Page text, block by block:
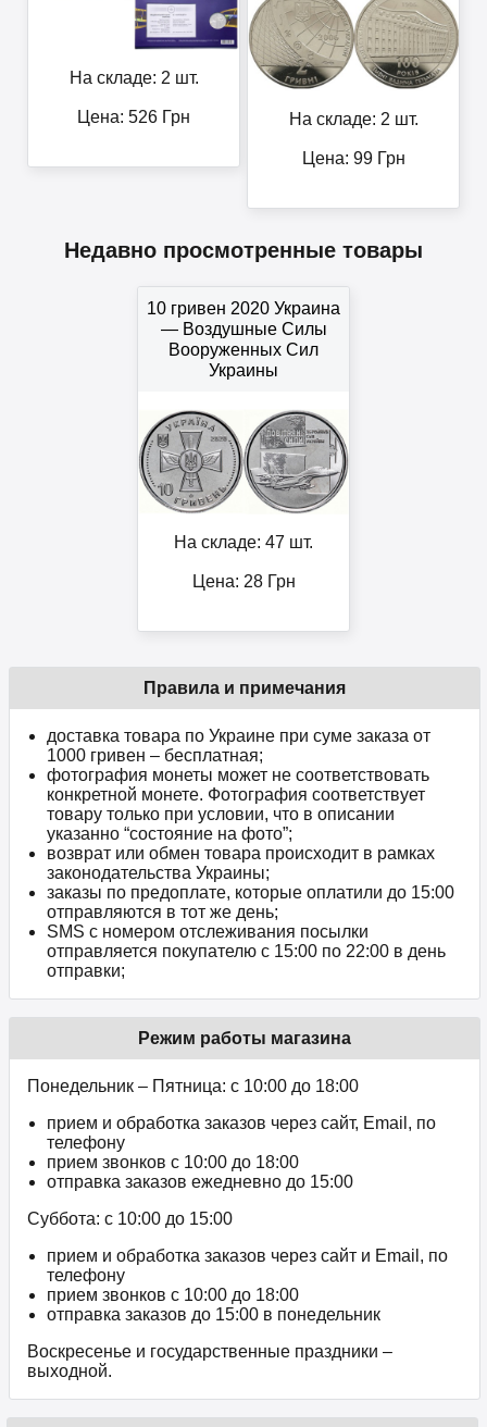
На складе: 2 шт.
Цена: 526 Грн На складе: 2 шт.
Цена: 99Грн
Недавно просмотренные товары
10 гривен 2020 Украина
— Воздушные Силы
Вооруженных Сил
Украины
На складе: 47 шт.
Цена: 28Грн
Правила и примечания
доставка товара по Украине при суме заказа от
1000 гривен – бесплатная;
фотография монеты может не соответствовать
конкретной монете. Фотография соответствует
товару только при условии, что в описании
указанно “состояние на фото”;
возврат или обмен товара происходит в рамках
законодательства Украины;
заказы по предоплате, которые оплатили до 15:00
отправляются в тот же день;
SMS с номером отслеживания посылки
отправляется покупателю с 15:00 по 22:00 в день
отправки;
Режим работы магазина
Понедельник – Пятница: с 10:00 до 18:00
прием и обработка заказов через сайт, Email, по
телефону
прием звонков c 10:00 до 18:00
отправка заказов ежедневно до 15:00
Суббота: с 10:00 до 15:00
прием и обработка заказов через сайт и Email, по
телефону
прием звонков c 10:00 до 18:00
отправка заказов до 15:00 в понедельник
Воскресенье и государственные праздники –
выходной.